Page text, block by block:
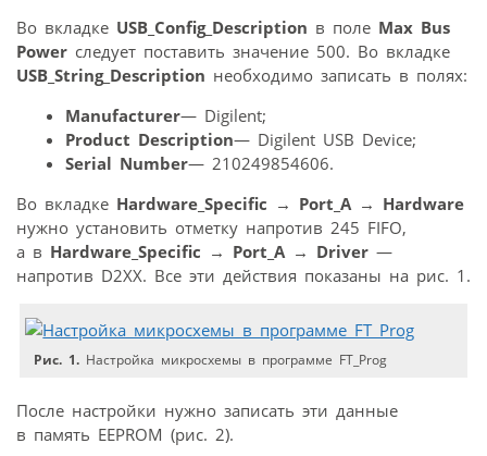
Во вкладке USB_Config_Description в поле Max Bus
Power следует поставить значение 500. Во вкладке
USB_String_Description необходимо записать в полях:
Manufacturer— Digilent;
Product Description— Digilent USB Device;
Serial Number— 210249854606.
Во вкладке Hardware_Specific → Port_A → Hardware
нужно установить отметку напротив 245 FIFO,
а в Hardware_Specific → Port_A → Driver —
напротив D2XX. Все эти действия показаны на рис. 1.
Рис. 1. Настройка микросхемы в программе FT_Prog
После настройки нужно записать эти данные
в память EEPROM (рис. 2).